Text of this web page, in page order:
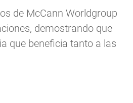
de McCann Worldgroup
demostrando que
que beneficia tanto a las